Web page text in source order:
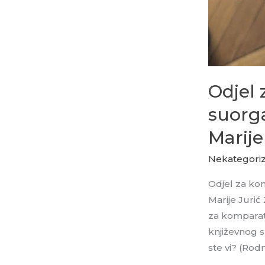
Odjel
Odjel za
Marije Jurić
za
književnog
ste vi?